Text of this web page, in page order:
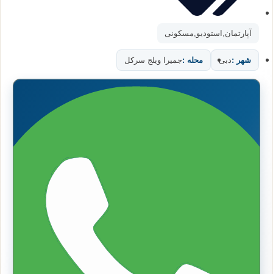
آپارتمان,استودیو ,مسکونی
شهر : دبی محله :جمیرا ویلج سرکل